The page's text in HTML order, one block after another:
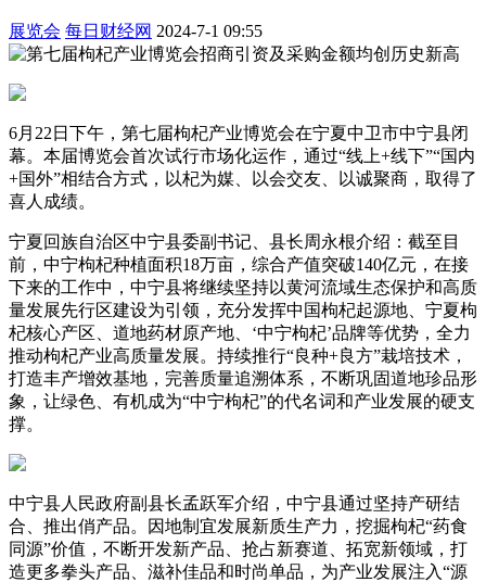
展览会 每日财经网 2024-7-1 09:55
6月22日下午，第七届枸杞产业博览会在宁夏中卫市中宁县闭
幕。本届博览会首次试行市场化运作，通过“线上+线下”“国内
+国外”相结合方式，以杞为媒、以会交友、以诚聚商，取得了
喜人成绩。
宁夏回族自治区中宁县委副书记、县长周永根介绍：截至目
前，中宁枸杞种植面积18万亩，综合产值突破140亿元，在接
下来的工作中，中宁县将继续坚持以黄河流域生态保护和高质
量发展先行区建设为引领，充分发挥中国枸杞起源地、宁夏枸
杞核心产区、道地药材原产地、‘中宁枸杞’品牌等优势，全力
推动枸杞产业高质量发展。持续推行“良种+良方”栽培技术，
打造丰产增效基地，完善质量追溯体系，不断巩固道地珍品形
象，让绿色、有机成为“中宁枸杞”的代名词和产业发展的硬支
撑。
中宁县人民政府副县长孟跃军介绍，中宁县通过坚持产研结
合、推出俏产品。因地制宜发展新质生产力，挖掘枸杞“药食
同源”价值，不断开发新产品、抢占新赛道、拓宽新领域，打
造更多拳头产品、滋补佳品和时尚单品，为产业发展注入“源